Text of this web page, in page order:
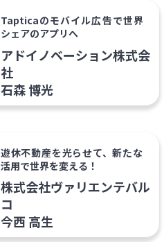
Tapticaのモバイル広告で世界
シェアのアプリへ
アドイノベーション株式会
社
石森 博光
遊休不動産を光らせて、新たな
活用で世界を変える！
株式会社ヴァリエンテバル
コ
今西 高生